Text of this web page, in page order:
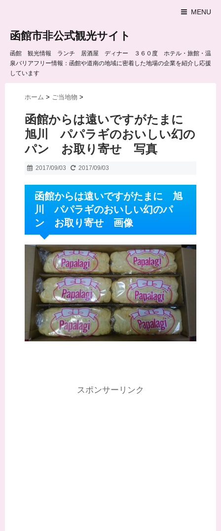
MENU
函館市非公式観光サイト
函館 観光情報 ランチ 居酒屋 ディナー ３６０度 ホテル・旅館・温
泉バリアフリー情報：函館や道南の地域に密着した地場の企業を紹介し応援
しています
ホーム > ご当地物 >
函館からは遠いですがたまに
旭川 パパラギのおいしい幻の
パン お取り寄せ 写真
2017/09/03 2017/09/03
函館からは遠いですがたまに 旭
川 パパラギのおいしい幻のパ
ン お取り寄せ 画像
スポンサーリンク